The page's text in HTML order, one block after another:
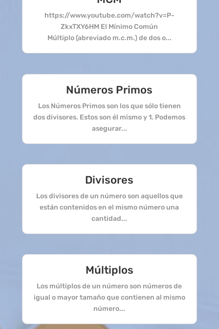
https://www.youtube.com/watch?v=P-
ZkxTXY6HM El Mínimo Común
Múltiplo (abreviado m.c.m.) de dos o...
Números Primos
Los Números Primos son los que sólo tienen
dos divisores. Estos son él mismo y 1. Podemos
asegurar...
Divisores
Los divisores de un número son aquellos que
están contenidos en el mismo número una
cantidad...
Múltiplos
Los múltiplos de un número son números de
igual o mayor tamaño que contienen al mismo
número...